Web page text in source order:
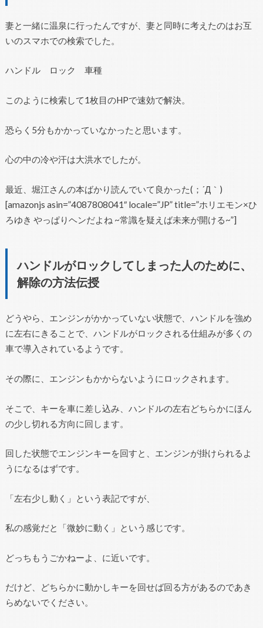
妻と一緒に温泉に行ったんですが、妻と同時に考えたのはお互
いのスマホでの検索でした。
ハンドル ロック 車種
このように検索して1枚目のHPで速効で解決。
恐らく5分もかかっていなかったと思います。
心の中の冷や汗は大洪水でしたが。
最近、堀江さんの本ばかり読んでいて良かった(；´Д｀)
[amazonjs asin=”4087808041″ locale=”JP” title=”ホリエモン×ひ
ろゆき やっぱりヘンだよね ~常識を疑えば未来が開ける~”]
ハンドルがロックしてしまった人のために、
解除の方法伝授
どうやら、エンジンがかかっていない状態で、ハンドルを強め
に左右にきることで、ハンドルがロックされる仕組みが多くの
車で導入されているようです。
その際に、エンジンもかからないようにロックされます。
そこで、キーを車に差し込み、ハンドルの左右どちらかにほん
の少し切れる方向に回します。
回した状態でエンジンキーを回すと、エンジンが掛けられるよ
うになるはずです。
「左右少し動く」という表記ですが、
私の感覚だと「微妙に動く」という感じです。
どっちもうごかねーよ、に近いです。
だけど、どちらかに動かしキーを回せば回る方があるのであき
らめないでください。